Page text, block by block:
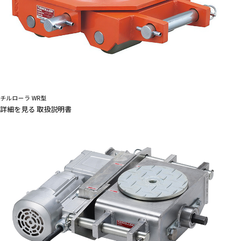
チルローラ WR型
詳細を見る 取扱説明書